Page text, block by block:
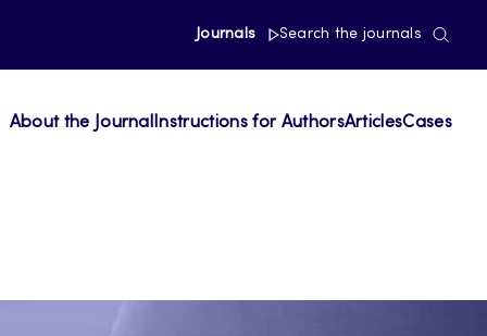
Journals Search the journals
About the Journal Instructions for AuthorsArticlesCases